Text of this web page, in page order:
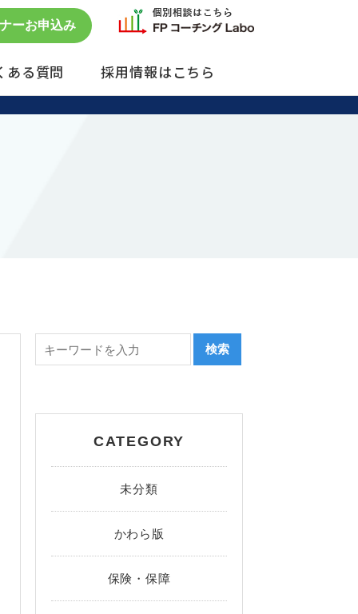
ーお申込み
ある質問 採用情報はこちら
CATEGORY
未分類
かわら版
保険・保障